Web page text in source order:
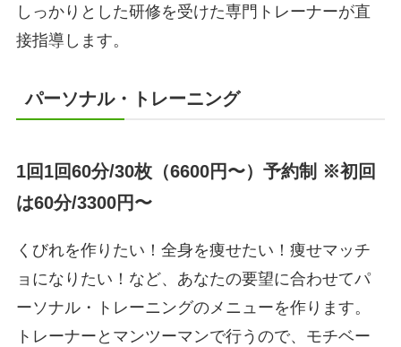
しっかりとした研修を受けた専門トレーナーが直
接指導します。
パーソナル・トレーニング
1回1回60分/30枚（6600円〜）予約制 ※初回
は60分/3300円〜
くびれを作りたい！全身を痩せたい！痩せマッチ
ョになりたい！など、あなたの要望に合わせてパ
ーソナル・トレーニングのメニューを作ります。
トレーナーとマンツーマンで行うので、モチベー